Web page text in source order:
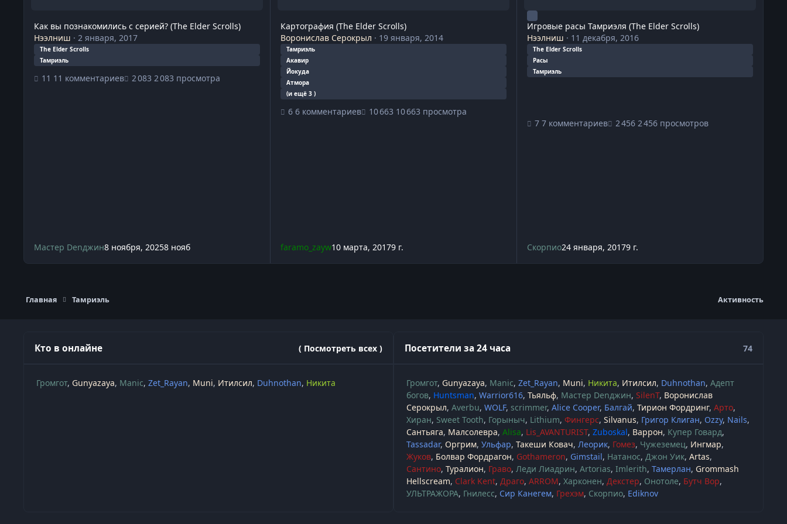
Как вы познакомились с серией? (The Elder Scrolls)
Нээлниш · 2 января, 2017
The Elder Scrolls
Тамриэль
11 комментариев 2 083 просмотра
Мастер Denджин8 ноября, 20258 нояб
Картография (The Elder Scrolls)
Воронислав Серокрыл · 19 января, 2014
Тамриэль
Акавир
Йокуда
Атмора
(и ещё 3 )
6 комментариев 10 663 просмотра
faramo_zayw10 марта, 20179 г.
Игровые расы Тамриэля (The Elder Scrolls)
Нээлниш · 11 декабря, 2016
The Elder Scrolls
Расы
Тамриэль
7 комментариев 2 456 просмотров
Скорпио24 января, 20179 г.
Главная Тамриэль Активность
Кто в онлайне ( Посмотреть всех )
Громгот Gunyazaya Manic Zet_Rayan Muni Итилсил Duhnothan Никита
Посетители за 24 часа 74
Громгот Gunyazaya Manic Zet_Rayan Muni Никита Итилсил Duhnothan Адепт
богов Huntsman Warrior616 Тьяльф Мастер Denджин SilenT Воронислав
Серокрыл Averbu WOLF scrimmer Alice Cooper Балгай Тирион Фордринг Арто
Хиран Sweet Tooth Горыныч Lithium Фингерс Silvanus Григор Клиган Ozzy Nails
Сантьяга Малсолевра Alisa Lis_AVANTURIST Zuboskal Варрон Купер Говард
Tassadar Оргрим Ульфар Такеши Ковач Леорик Гомез Чужеземец Ингмар
Жуков Болвар Фордрагон Gothameron Gimstail Натанос Джон Уик Artas
Сантино Туралион Граво Леди Лиадрин Artorias Imlerith Тамерлан Grommash
Hellscream Clark Kent Драго ARROM Харконен Декстер Онотоле Бутч Вор
УЛЬТРАЖОРА Гнилесс Сир Канегем Грехэм Скорпио Ediknov